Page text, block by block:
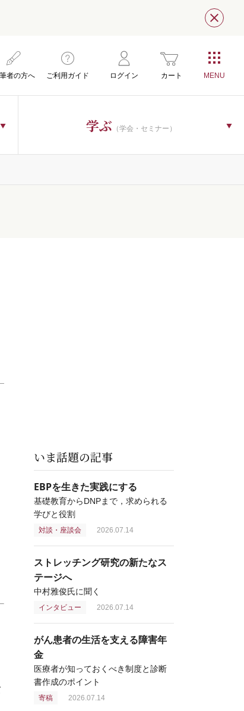
閉じ
者の方へ ご利用ガイド ログイン カート
学ぶ （学会・セミナー）
いま話題の記事
EBPを生きた実践にする
基礎教育からDNPまで，求められる
学びと役割
対談・座談会 2026.07.14
ストレッチング研究の新たなス
テージへ
中村雅俊氏に聞く
インタビュー 2026.07.14
がん患者の生活を支える障害年
金
医療者が知っておくべき制度と診断
書作成のポイント
寄稿 2026.07.14